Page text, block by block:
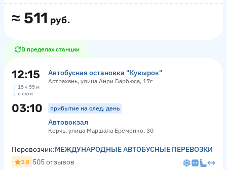
≈ 511 руб.
В пределах станции
12:15 Автобусная остановка "Кувырок"
Астрахань, улица Анри Барбюса, 17г
15 ч 55 м
в пути
03:10 прибытие на след. день
Автовокзал
Керчь, улица Маршала Ерёменко, 30
Перевозчик:МЕЖДУНАРОДНЫЕ АВТОБУСНЫЕ ПЕРЕВОЗКИ
3.8 505 отзывов